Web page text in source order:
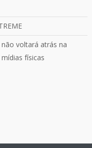
voltará atrás na
físicas